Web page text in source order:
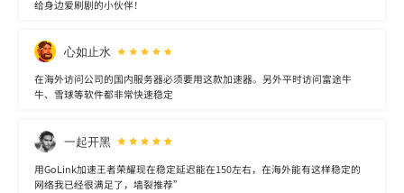
给身边爱刷剧的小伙伴！
心如止水
在海外访问公司的国内服务器必须要用这款加速器。另外平时访问富途牛
牛、雪球等软件都非常快速稳定
一起开黑
用GoLink加速王者荣耀现在稳定延迟能在150左右，在海外能有这样稳定的
网络我已经很满足了，墙裂推荐”